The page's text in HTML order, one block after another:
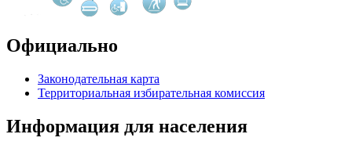
Официально
Законодательная карта
Территориальная избирательная комиссия
Информация для населения